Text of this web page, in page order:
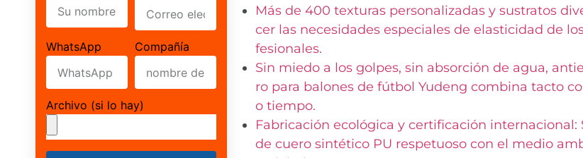
WhatsApp Compañía
Archivo (si lo hay)
Más de 400 texturas personalizadas y sustratos
cer las necesidades especiales de elasticidad de
fesionales.
Sin miedo a los golpes, sin absorción de agua,
ro para balones de fútbol Yudeng combina tacto
o tiempo.
Fabricación ecológica y certificación internacional:
de cuero sintético PU respetuoso con el medio